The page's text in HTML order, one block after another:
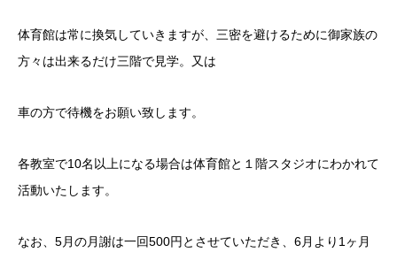
体育館は常に換気していきますが、三密を避けるために御家族の
方々は出来るだけ三階で見学。又は
車の方で待機をお願い致します。
各教室で10名以上になる場合は体育館と１階スタジオにわかれて
活動いたします。
なお、5月の月謝は一回500円とさせていただき、6月より1ヶ月